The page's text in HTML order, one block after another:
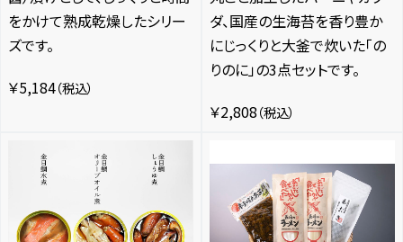
をかけて熟成乾燥したシリー
ズです。
￥5,184（税込）
ダ、国産の生海苔を香り豊か
にじっくりと大釜で炊いた「の
りのに」の3点セットです。
￥2,808（税込）